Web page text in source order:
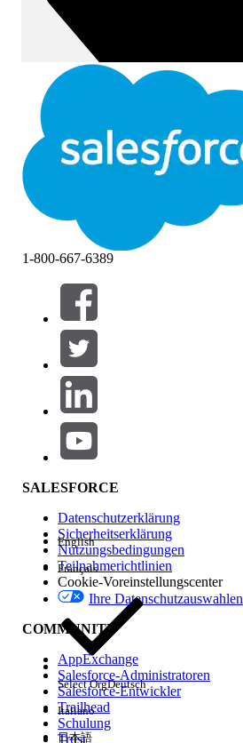
Filter (0)
FILTER AUSWÄHLEN
Produktbereich
Auswirkungen auf Funktionen
Edition
Erfahrung
1-800-667-6389
SALESFORCE
Datenschutzerklärung
Sicherheitserklärung
Nutzungsbedingungen
Teilnahmerichtlinien
Cookie-Voreinstellungscenter
Ihre Datenschutzauswahlen
COMMUNITY
AppExchange
Salesforce-Administratoren
Salesforce-Entwickler
Trailhead
Schulung
Trust
English
Français
Select OrgDeutsch
Italiano
日本語